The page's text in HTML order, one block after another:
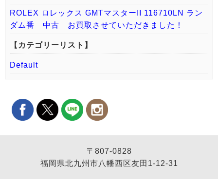
ROLEX ロレックス GMTマスターII 116710LN ラン
ダム番 中古 お買取させていただきました！
【カテゴリーリスト】
Default
〒807-0828
福岡県北九州市八幡西区友田1-12-31